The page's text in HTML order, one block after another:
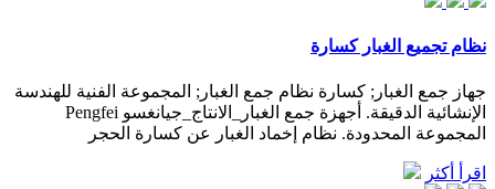
نظام تجميع الغبار كسارة
جهاز جمع الغبار; كسارة نظام جمع الغبار; المجموعة الفنية للهندسة
الإنشائية الدقيقة. أجهزة جمع الغبار_الانتاج_جيانغسو Pengfei
المجموعة المحدودة. نظام إخماد الغبار عن كسارة الحجر
اقرأ أكثر